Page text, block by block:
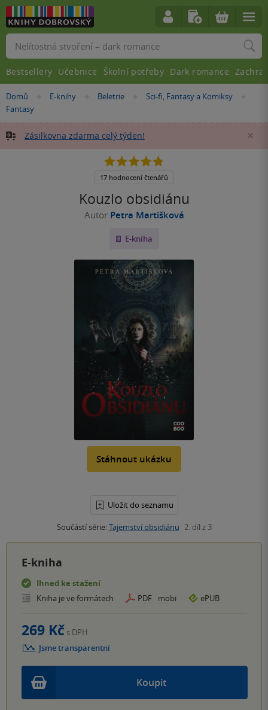
Nacházíte
se
Domů »
E-knihy »
Beletrie »
Sci-fi, Fantasy a Komiksy
Fantasy
Zásilkovna zdarma celý týden!
Kouzlo obsidiánu
Autor Petra Martišková
E-kniha
Stáhnout ukázku
Uložit do seznamu
Součástí série:Tajemství obsidiánu 2. díl z 3
4.8
5
17 hodnocení čtenářů
E-kniha
Ihned ke stažení
Kniha je ve formátech
PDF mobi ePUB
Koupit
269 Kč s DPH
Jsme transparentní
Vyhledávání
Bestsellery Učebnice Školní potřeby Dark romance